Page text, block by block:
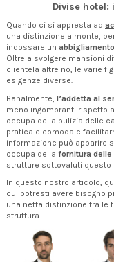
Divise
Quando ci si appresta ad
una distinzione a monte,
indossare un
Oltre a svolgere mansioni
clientela altre no, le varie
esigenze diverse.
Banalmente, l’addetta al
meno ingombranti rispetto
occupa della pulizia delle
pratica e comoda e
informazione può apparire
occupa della fornitura delle
strutture sottovaluti questo
In questo nostro articolo,
cui potresti avere bisogno
una netta distinzione tra le
struttura.